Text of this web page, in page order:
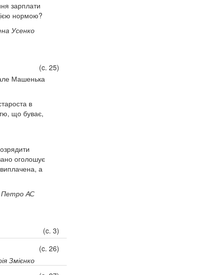
зарплати
нормою?
Усенко
(c. 25)
Машенька
в
що буває,
оголошує
а
Петро АС
(c. 3)
(c. 26)
Змієнко